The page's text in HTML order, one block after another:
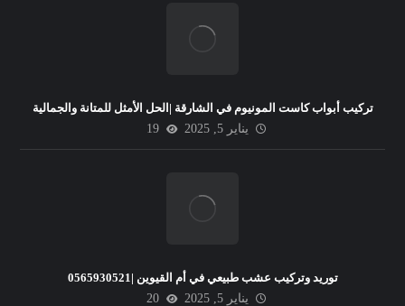
تركيب أبواب كاست المونيوم في الشارقة |الحل الأمثل للمتانة والجمالية
يناير 5, 2025
19
توريد وتركيب عشب طبيعي في أم القيوين |0565930521
يناير 5, 2025
20